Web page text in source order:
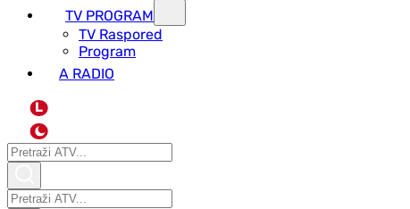
TV PROGRAM
ТV Raspored
Program
A RADIO
L